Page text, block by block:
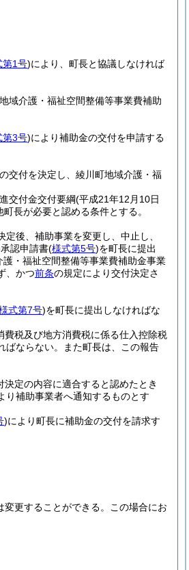
第1号)により、町長と協議しなければ
域介護・福祉空間整備等事業費補助
第3号)により補助金の交付を申請する
交付を決定し、綾川町地域介護・福
交付金交付要綱(平成21年12月10日
長が必要と認める条件とする。
定後、補助事業を変更し、中止し、
承認申請書(様式第5号)を町長に提出
・福祉空間整備等事業費補助金事業
、かつ前条の規定により交付決定さ
式第7号)を町長に提出しなければな
税及び地方消費税に係る仕入控除税
ならない。
また町長は、この報告
定の内容に適合すると認めたとき
り補助事業者へ通知するものとす
)により町長に補助金の交付を請求す
更することができる。
この場合にお